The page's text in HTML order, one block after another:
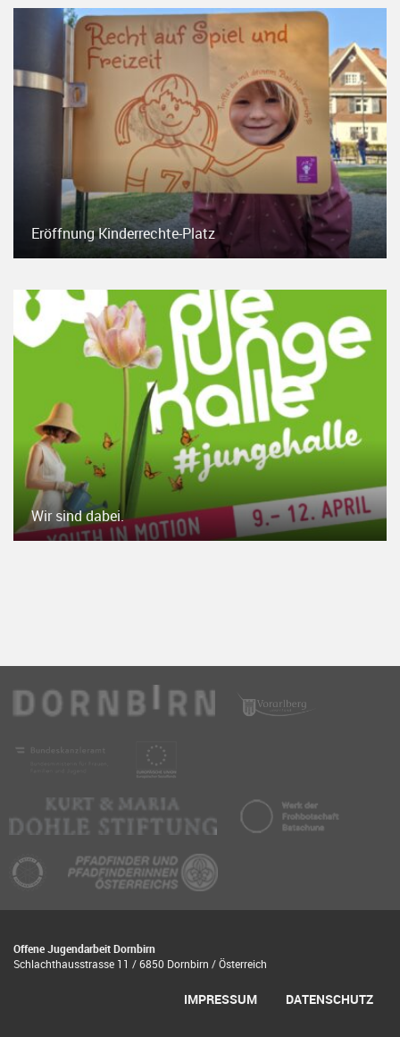
Eröffnung Kinderrechte-Platz
Wir sind dabei.
Offene Jugendarbeit Dornbirn
Schlachthausstrasse 11 / 6850 Dornbirn / Österreich
IMPRESSUM DATENSCHUTZ